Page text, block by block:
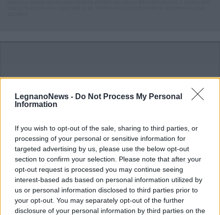
LegnanoNews - Do Not Process My Personal
Information
If you wish to opt-out of the sale, sharing to third parties, or
processing of your personal or sensitive information for
targeted advertising by us, please use the below opt-out
section to confirm your selection. Please note that after your
opt-out request is processed you may continue seeing
interest-based ads based on personal information utilized by
us or personal information disclosed to third parties prior to
your opt-out. You may separately opt-out of the further
disclosure of your personal information by third parties on the
ALTRE NOTIZIE DI BUSTO ARSIZIO